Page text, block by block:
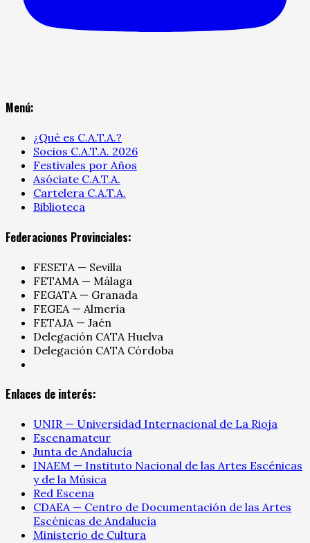
Menú:
¿Qué es C.A.T.A.?
Socios C.A.T.A. 2026
Festivales por Años
Asóciate C.A.T.A.
Cartelera C.A.T.A.
Biblioteca
Federaciones Provinciales:
FESETA — Sevilla
FETAMA — Málaga
FEGATA — Granada
FEGEA — Almería
FETAJA — Jaén
Delegación CATA Huelva
Delegación CATA Córdoba
Enlaces de interés:
UNIR — Universidad Internacional de La Rioja
Escenamateur
Junta de Andalucía
INAEM — Instituto Nacional de las Artes Escénicas
y de la Música
Red Escena
CDAEA — Centro de Documentación de las Artes
Escénicas de Andalucía
Ministerio de Cultura